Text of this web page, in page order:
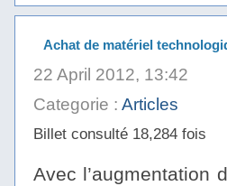
Achat de matériel
22 April 2012, 13:42
Categorie : Articles
Billet consulté 18,284 fois
Avec l’augmentation